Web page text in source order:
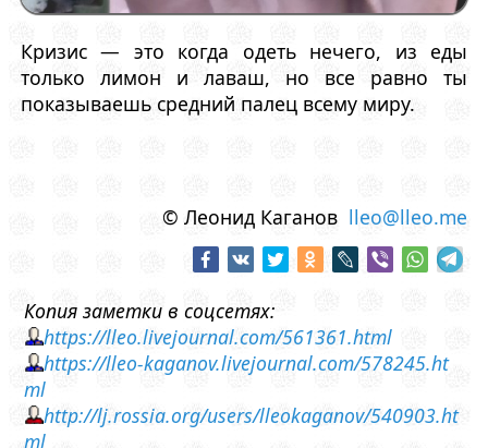
Кризис — это когда одеть нечего, из еды
только лимон и лаваш, но все равно ты
показываешь средний палец всему миру.
© Леонид Каганов lleo@lleo.me
Копия заметки в соцсетях:
https://lleo.livejournal.com/561361.html
https://lleo-kaganov.livejournal.com/578245.ht
ml
http://lj.rossia.org/users/lleokaganov/540903.ht
ml